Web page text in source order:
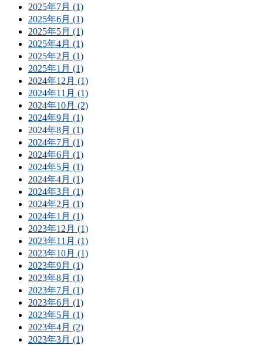
2025年7月 (1)
2025年6月 (1)
2025年5月 (1)
2025年4月 (1)
2025年2月 (1)
2025年1月 (1)
2024年12月 (1)
2024年11月 (1)
2024年10月 (2)
2024年9月 (1)
2024年8月 (1)
2024年7月 (1)
2024年6月 (1)
2024年5月 (1)
2024年4月 (1)
2024年3月 (1)
2024年2月 (1)
2024年1月 (1)
2023年12月 (1)
2023年11月 (1)
2023年10月 (1)
2023年9月 (1)
2023年8月 (1)
2023年7月 (1)
2023年6月 (1)
2023年5月 (1)
2023年4月 (2)
2023年3月 (1)